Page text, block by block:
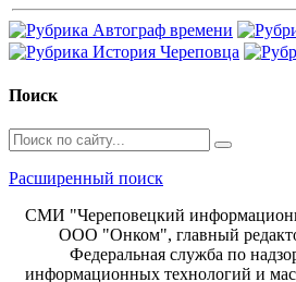
Поиск
Расширенный поиск
СМИ "Череповецкий
ООО "Онком", главный
Федеральная служба по
информационных технологий и